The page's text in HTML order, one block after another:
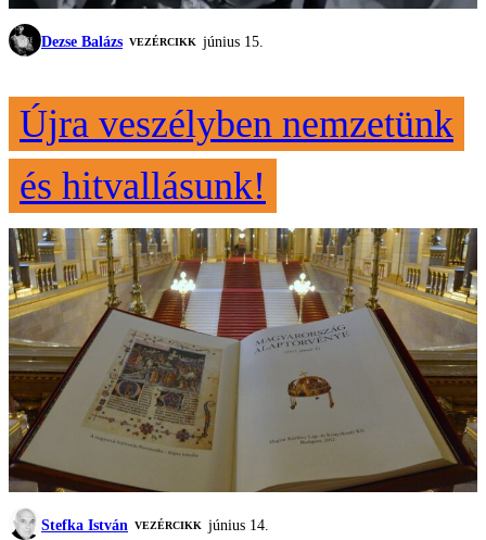
Dezse Balázs VEZÉRCIKK június 15.
Újra veszélyben nemzetünk
és hitvallásunk!
Stefka István VEZÉRCIKK június 14.